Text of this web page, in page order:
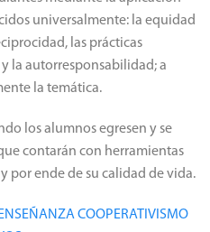
de transmitir las doctrinas a
mediante la aplicación
universalmente: la equidad
las prácticas
la temática.
los alumnos egresen y se
por ende de su calidad de vida.